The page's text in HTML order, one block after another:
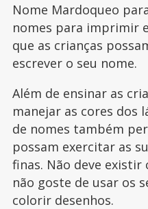
Nome Mardoqueo
nomes para imprimir
que as crianças
escrever o seu nome.
Além de ensinar as
manejar as cores dos
de nomes também
possam exercitar as
finas. Não deve existir
não goste de usar os
colorir desenhos.